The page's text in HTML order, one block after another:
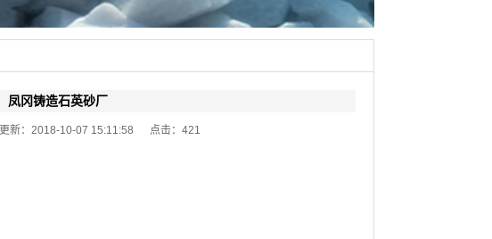
凤冈铸造石英砂厂
更新：2018-10-07 15:11:58 点击： 421